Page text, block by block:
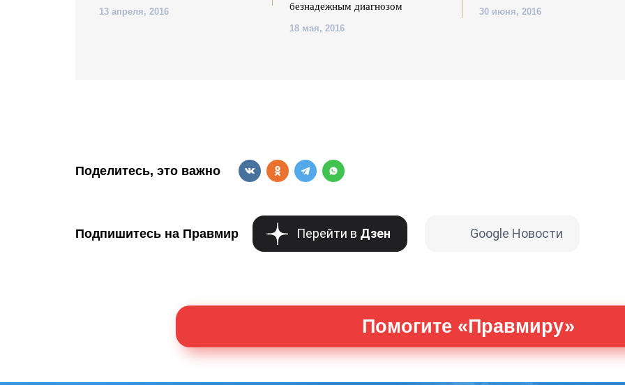
13 апреля, 2016
безнадежным диагнозом
18 мая, 2016
30 июня, 2016
Поделитесь, это важно
Подпишитесь на Правмир Перейти в Дзен Google Новости
Помогите «Правмиру»